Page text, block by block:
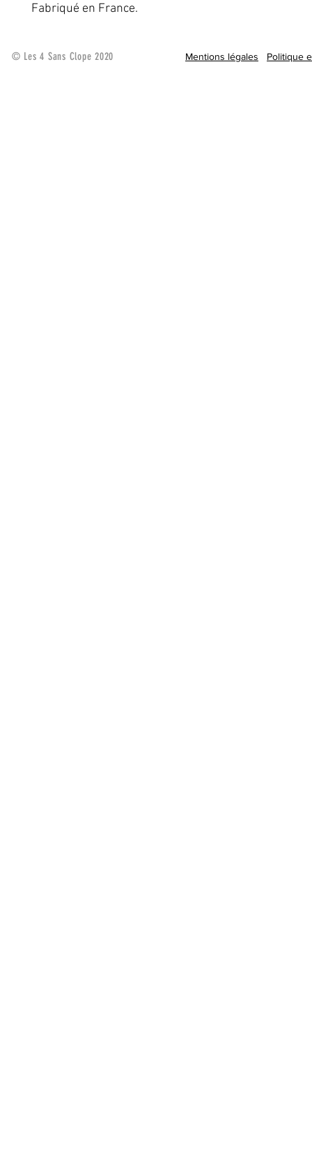
Fabriqué en France.
© Les 4 Sans Clope 2020 Mentions légales Politique